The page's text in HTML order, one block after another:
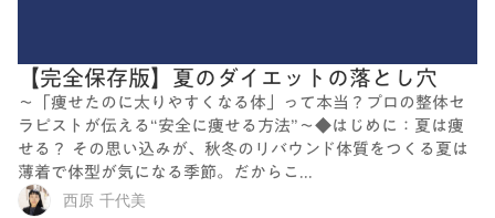
【完全保存版】夏のダイエットの落とし穴
～「痩せたのに太りやすくなる体」って本当？プロの整体セ
ラピストが伝える“安全に痩せる方法”～◆はじめに：夏は痩
せる？ その思い込みが、秋冬のリバウンド体質をつくる夏は
薄着で体型が気になる季節。だからこ...
西原 千代美